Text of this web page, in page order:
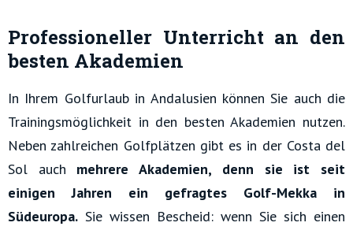
Professioneller Unterricht an den
besten Akademien
In Ihrem Golfurlaub in Andalusien können Sie auch die
Trainingsmöglichkeit in den besten Akademien nutzen.
Neben zahlreichen Golfplätzen gibt es in der Costa del
Sol auch mehrere Akademien, denn sie ist seit
einigen Jahren ein gefragtes Golf-Mekka in
Südeuropa. Sie wissen Bescheid: wenn Sie sich einen